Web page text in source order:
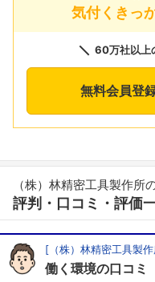
気付くきっ
60万社以上
無料会員登
（株）林精密工具製作所
評判・口コミ・評価
[（株）林精密工具製
働く環境の口コミ